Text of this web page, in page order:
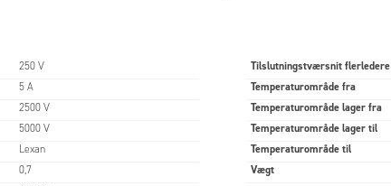
250 V
5 A
2500 V
5000 V
Lexan
0,7
Tilslutningstværsnit flerledere
Temperaturområde fra
Temperaturområde lager fra
Temperaturområde lager til
Temperaturområde til
Vægt